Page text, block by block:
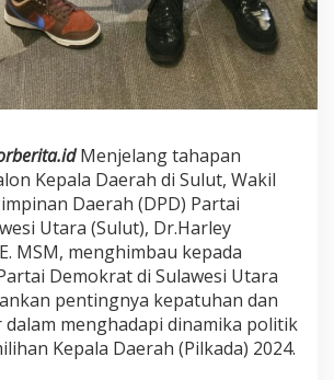
Menjelang tahapan
Kepala Daerah di Sulut, Wakil
Daerah (DPD) Partai
Utara (Sulut), Dr.Harley
MSM, menghimbau kepada
Demokrat di Sulawesi Utara
pentingnya kepatuhan dan
dalam menghadapi dinamika politik
Kepala Daerah (Pilkada) 2024.